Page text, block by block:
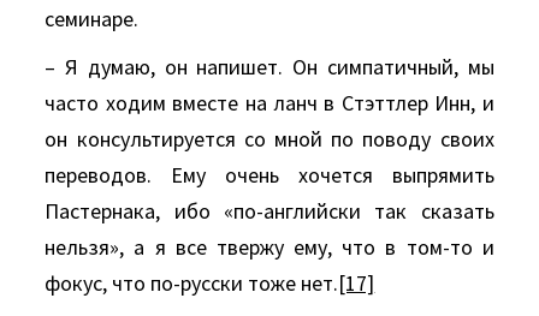
семинаре.
– Я думаю, он напишет. Он симпатичный, мы
часто ходим вместе на ланч в Стэттлер Инн, и
он консультируется со мной по поводу своих
переводов. Ему очень хочется выпрямить
Пастернака, ибо «по-английски так сказать
нельзя», а я все твержу ему, что в том-то и
фокус, что по-русски тоже нет.[17]